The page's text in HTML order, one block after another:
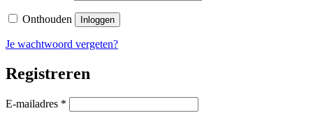
Onthouden Inloggen
Je wachtwoord vergeten?
Registreren
E-mailadres *